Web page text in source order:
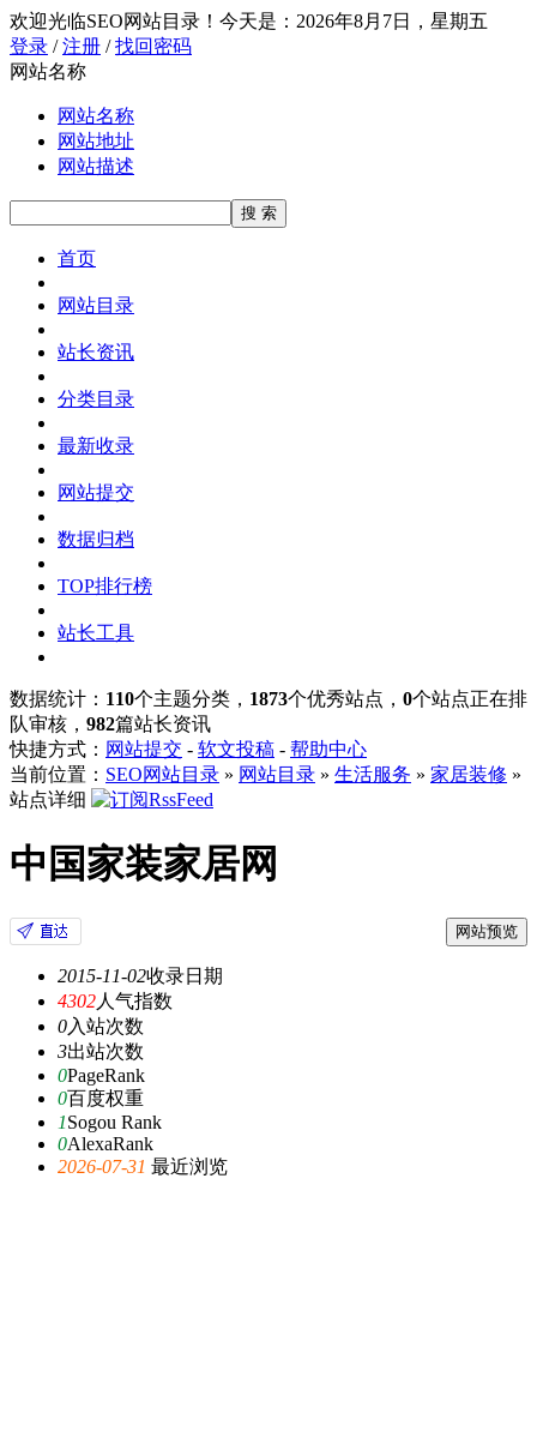
欢迎光临SEO网站目录！ 今天是：2026年8月7日，星期五
登录 /注册 /找回密码
网站名称
网站名称
网站地址
网站描述
首页
网站目录
站长资讯
分类目录
最新收录
网站提交
数据归档
TOP排行榜
站长工具
数据统计： 110个主题分类， 1873个优秀站点， 0个站点正在排
队审核， 982篇站长资讯
快捷方式： 网站提交 - 软文投稿 - 帮助中心
当前位置： SEO网站目录 » 网站目录 » 生活服务 » 家居装修 »
站点详细
中国家装家居网
网站预览
2015-11-02收录日期
4302人气指数
0入站次数
3出站次数
0PageRank
0百度权重
1Sogou Rank
0AlexaRank
2026-07-31 最近浏览